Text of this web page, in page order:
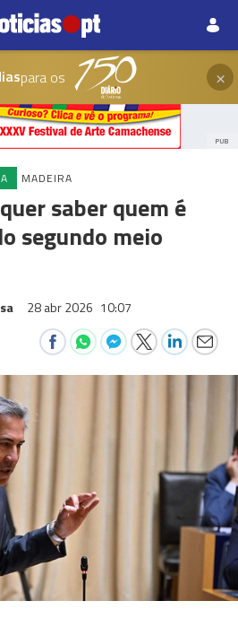
para os ×
PUB
MADEIRA
saber quem é
segundo meio
28 abr 2026 10:07